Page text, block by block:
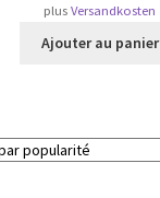
plusVersandkosten
Ajouter au panier